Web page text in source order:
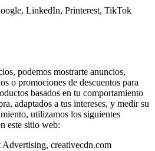
LinkedIn, Printerest, TikTok
podemos mostrarte anuncios,
o promociones de descuentos para
basados en tu comportamiento
adaptados a tus intereses, y medir su
utilizamos los siguientes
este sitio web:
creativecdn.com